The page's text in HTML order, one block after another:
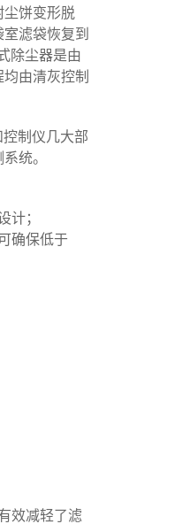
饼变形脱
滤袋恢复到
除尘器是由
由清灰控制
制仪几大部
统。
计；
确保低于
效减轻了滤